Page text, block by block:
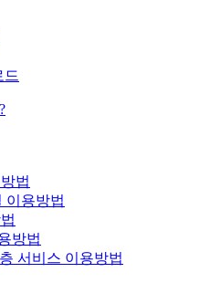
드
법
이용방법
방법
서비스 이용방법